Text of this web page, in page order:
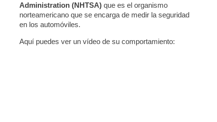
Administration (NHTSA) que es el organismo
norteamericano que se encarga de medir la seguridad
en los automóviles.
Aquí puedes ver un vídeo de su comportamiento: